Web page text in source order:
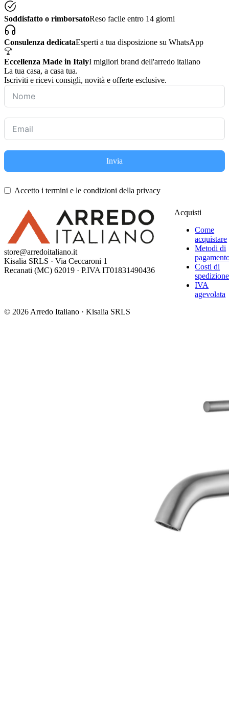
Soddisfatto o rimborsatoReso facile entro 14 giorni
Consulenza dedicataEsperti a tua disposizione su WhatsApp
Eccellenza Made in ItalyI migliori brand dell'arredo italiano
La tua casa, a casa tua.
Iscriviti e ricevi consigli, novità e offerte esclusive.
Invia
Accetto i termini e le condizioni della privacy
store@arredoitaliano.it
Kisalia SRLS · Via Ceccaroni 1
Recanati (MC) 62019 · P.IVA IT01831490436
Acquisti
Come
acquistare
Metodi di
Costi di
spedizione
IVA
agevolata
© 2026 Arredo Italiano · Kisalia SRLS